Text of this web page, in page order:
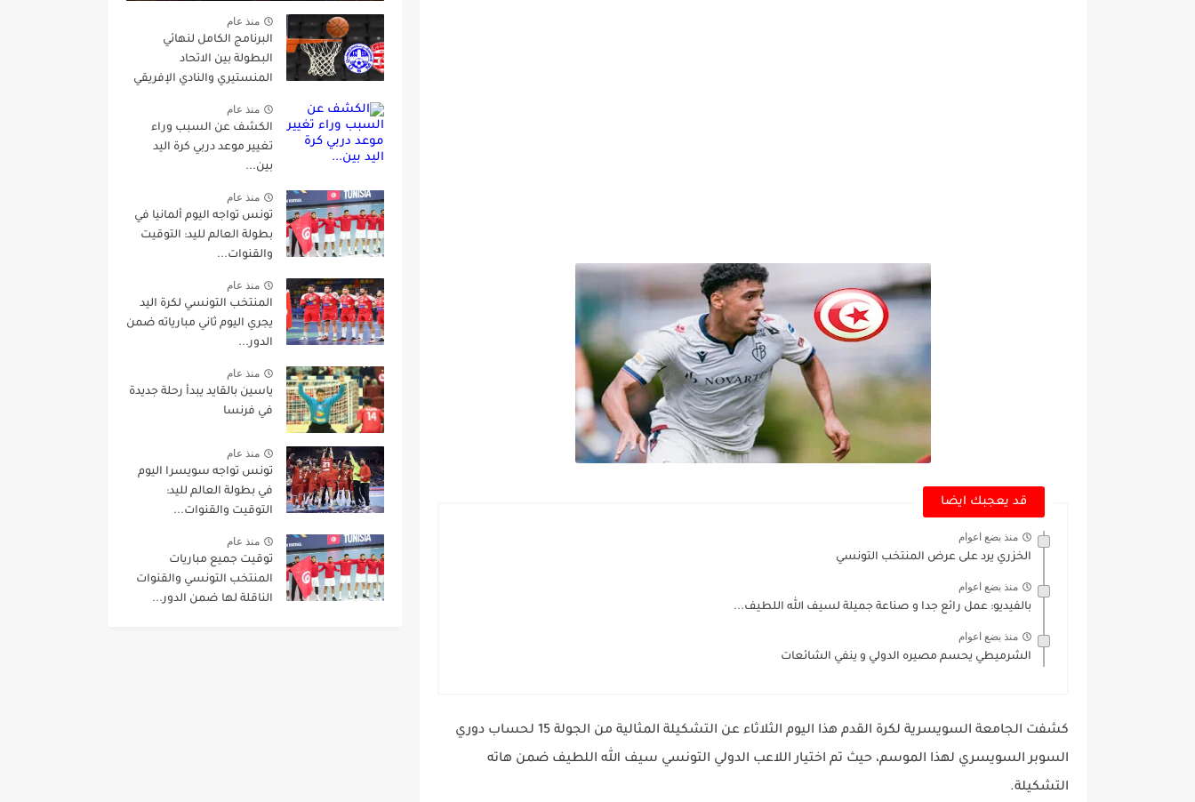
قد يعجبك ايضا
منذ بضع اعوام
الخزري يرد على عرض المنتخب التونسي
منذ بضع اعوام
بالفيديو: عمل رائع جدا و صناعة جميلة لسيف الله اللطيف...
منذ بضع اعوام
الشرميطي يحسم مصيره الدولي و ينفي الشائعات
كشفت الجامعة السويسرية لكرة القدم هذا اليوم الثلاثاء عن التشكيلة المثالية من الجولة 15 لحساب دوري
السوبر السويسري لهذا الموسم، حيث تم اختيار اللاعب الدولي التونسي سيف الله اللطيف ضمن هاته
التشكيلة.
منذ عام
البرنامج الكامل لنهائي
البطولة بين الاتحاد
المنستيري والنادي الإفريقي
منذ عام
الكشف عن السبب وراء
تغيير موعد دربي كرة اليد
بين...
منذ عام
تونس تواجه اليوم ألمانيا في
بطولة العالم لليد: التوقيت
والقنوات...
منذ عام
المنتخب التونسي لكرة اليد
يجري اليوم ثاني مبارياته ضمن
الدور...
منذ عام
ياسين بالقايد يبدأ رحلة جديدة
في فرنسا
منذ عام
تونس تواجه سويسرا اليوم
في بطولة العالم لليد:
التوقيت والقنوات...
منذ عام
توقيت جميع مباريات
المنتخب التونسي والقنوات
الناقلة لها ضمن الدور...